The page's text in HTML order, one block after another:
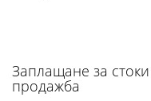
Заплащане за
продажба